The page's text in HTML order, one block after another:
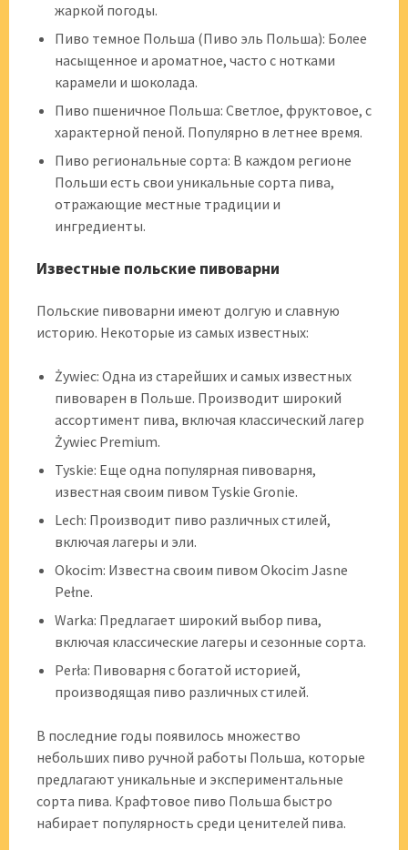
жаркой погоды.
Пиво темное Польша (Пиво эль Польша): Более
насыщенное и ароматное, часто с нотками
карамели и шоколада.
Пиво пшеничное Польша: Светлое, фруктовое, с
характерной пеной. Популярно в летнее время.
Пиво региональные сорта: В каждом регионе
Польши есть свои уникальные сорта пива,
отражающие местные традиции и
ингредиенты.
Известные польские пивоварни
Польские пивоварни имеют долгую и славную
историю. Некоторые из самых известных:
Żywiec: Одна из старейших и самых известных
пивоварен в Польше. Производит широкий
ассортимент пива, включая классический лагер
Żywiec Premium.
Tyskie: Еще одна популярная пивоварня,
известная своим пивом Tyskie Gronie.
Lech: Производит пиво различных стилей,
включая лагеры и эли.
Okocim: Известна своим пивом Okocim Jasne
Pełne.
Warka: Предлагает широкий выбор пива,
включая классические лагеры и сезонные сорта.
Perła: Пивоварня с богатой историей,
производящая пиво различных стилей.
В последние годы появилось множество
небольших пиво ручной работы Польша, которые
предлагают уникальные и экспериментальные
сорта пива. Крафтовое пиво Польша быстро
набирает популярность среди ценителей пива.